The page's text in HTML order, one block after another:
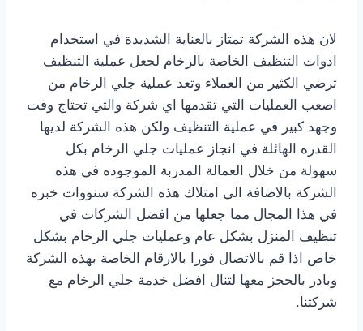
لان هذه الشركة تمتاز بالعناية الشديدة في استخدام
ادوات التنظيف الخاصة بالرخام لجعل عملية التنظيف
ترضي الكثير من العملاء وتعد عملية جلي الرخام من
اصعب العمليات التي تقدمها اي شركة والتي تحتاج وقت
وجهد كبير في عملية التنظيف ولكن هذه الشركة لديها
القدره الهائلة في انجاز عمليات جلي الرخام بكل
سهولة من خلال العمالة المدربة الموجوده في هذه
الشركة بالاضافة الي امتلاك هذه الشركة سنووات خبره
في هذا المجال مما جعلها من افضل الشركات في
تنظيف المنزل بشكل عام وعمليات جلي الرخام بشكل
خاص اذا قم بالاتصال فورا بالارقام الخاصة بهذه الشركة
وبادر بالحجز معها لتنال افضل خدمة جلي الرخام مع
شركتنا.